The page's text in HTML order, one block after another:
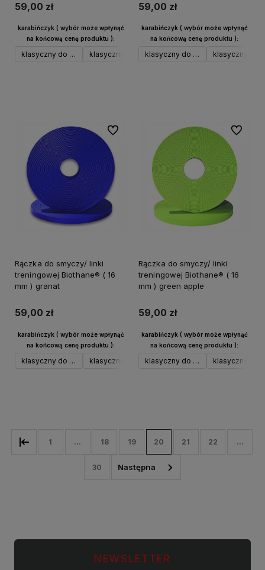
59,00 zł
karabińczyk ( wybór może wpłynąć
na końcową cenę produktu ):
klasyczny do 17 kg srebrnyklasyczny do 17 kg czarnyklasyczny do 17 kg neoklasyczny
59,00 zł
karabińczyk ( wybór może wpłynąć
na końcową cenę produktu ):
klasyczny do 17 kg srebrny
klasyczny do
Rączka do smyczy/ linki
treningowej Biothane® ( 16
mm ) granat
59,00 zł
karabińczyk ( wybór może wpłynąć
na końcową cenę produktu ):
klasyczny do 17 kg srebrnyklasyczny do 17 kg czarnyklasyczny do 17 kg neoklasyczny
Do ulubionych
Rączka do smyczy/ linki
treningowej Biothane® ( 16
mm ) green apple
59,00 zł
karabińczyk ( wybór może wpłynąć
na końcową cenę produktu ):
klasyczny do 17 kg srebrny
klasyczny do
Do
1 ... 18 19 20 21 22 ...
30
NEWSLETTER